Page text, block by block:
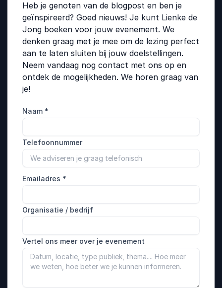
Heb je genoten van de blogpost en ben je
geïnspireerd? Goed nieuws! Je kunt Lienke de
Jong boeken voor jouw evenement. We
denken graag met je mee om de lezing perfect
aan te laten sluiten bij jouw doelstellingen.
Neem vandaag nog contact met ons op en
ontdek de mogelijkheden. We horen graag van
je!
Naam *
Telefoonnummer
Emailadres *
Organisatie / bedrijf
Vertel ons meer over je evenement